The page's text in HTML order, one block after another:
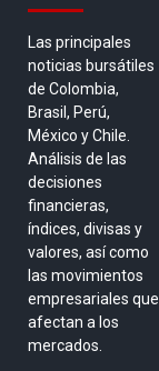
Las principales
noticias bursátiles
de Colombia,
Brasil, Perú,
México y Chile.
Análisis de las
decisiones
financieras,
índices, divisas y
valores, así como
las movimientos
empresariales que
afectan a los
mercados.